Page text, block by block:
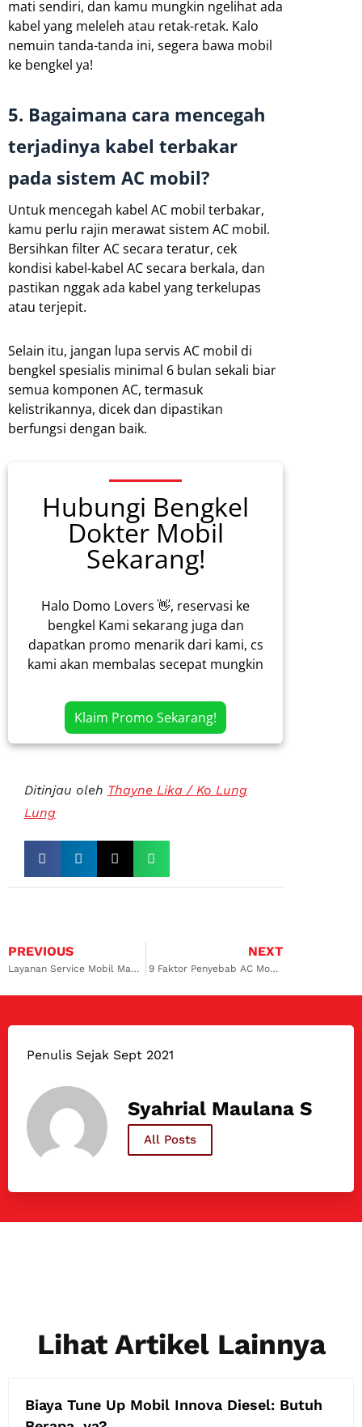
mati sendiri, dan kamu mungkin ngelihat ada
kabel yang meleleh atau retak-retak. Kalo
nemuin tanda-tanda ini, segera bawa mobil
ke bengkel ya!
5. Bagaimana cara mencegah
terjadinya kabel terbakar
pada sistem AC mobil?
Untuk mencegah kabel AC mobil terbakar,
kamu perlu rajin merawat sistem AC mobil.
Bersihkan filter AC secara teratur, cek
kondisi kabel-kabel AC secara berkala, dan
pastikan nggak ada kabel yang terkelupas
atau terjepit.
Selain itu, jangan lupa servis AC mobil di
bengkel spesialis minimal 6 bulan sekali biar
semua komponen AC, termasuk
kelistrikannya, dicek dan dipastikan
berfungsi dengan baik.
Hubungi Bengkel
Dokter Mobil
Sekarang!
Halo Domo Lovers 👋, reservasi ke
bengkel Kami sekarang juga dan
dapatkan promo menarik dari kami, cs
kami akan membalas secepat mungkin
Klaim Promo Sekarang!
Ditinjau oleh Thayne Lika / Ko Lung
Lung
PREVIOUS
Layanan Service Mobil Matic, Gratis Check Up Keseluruhan
NEXT
9 Faktor Penyebab AC Mobil Rusak
Penulis Sejak Sept 2021
Syahrial Maulana S
All Posts
Lihat Artikel Lainnya
Biaya Tune Up Mobil Innova Diesel: Butuh